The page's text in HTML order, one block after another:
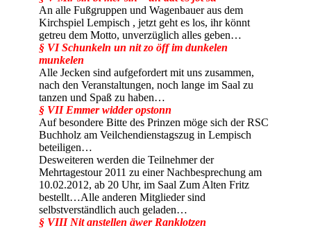
An alle Fußgruppen und Wagenbauer aus dem
Kirchspiel Lempisch , jetzt geht es los, ihr könnt
getreu dem Motto, unverzüglich alles geben…
§ VI Schunkeln un nit zo öff im dunkelen
munkelen
Alle Jecken sind aufgefordert mit uns zusammen,
nach den Veranstaltungen, noch lange im Saal zu
tanzen und Spaß zu haben…
§ VII Emmer widder opstonn
Auf besondere Bitte des Prinzen möge sich der RSC
Buchholz am Veilchendienstagszug in Lempisch
beteiligen…
Desweiteren werden die Teilnehmer der
Mehrtagestour 2011 zu einer Nachbesprechung am
10.02.2012, ab 20 Uhr, im Saal Zum Alten Fritz
bestellt…Alle anderen Mitglieder sind
selbstverständlich auch geladen…
§ VIII Nit anstellen äwer Ranklotzen